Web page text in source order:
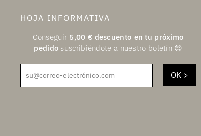
HOJA INFORMATIVA
Conseguir 5,00 € descuento en tu próximo
pedido suscribiéndote a nuestro boletín 😌
su@correo-electrónico.com